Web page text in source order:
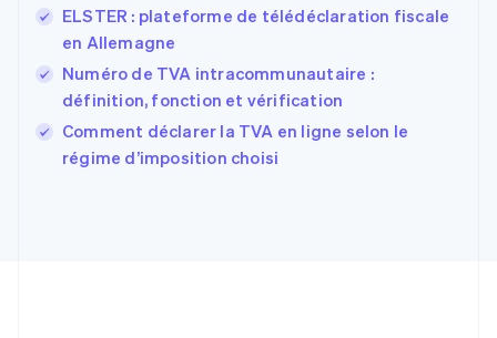
ELSTER : plateforme de télédéclaration fiscale
en Allemagne
Numéro de TVA intracommunautaire :
définition, fonction et vérification
Comment déclarer la TVA en ligne selon le
régime d’imposition choisi
États-Unis
EnglishEspañol简体中文
Finlande
English Svenska
FrançaisEnglish
Gibraltar